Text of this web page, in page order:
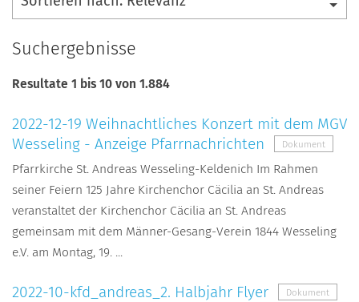
Suchergebnisse
Resultate 1 bis 10 von 1.884
2022-12-19 Weihnachtliches Konzert mit dem MGV
Wesseling - Anzeige Pfarrnachrichten
Dokument
Pfarrkirche St. Andreas Wesseling-Keldenich Im Rahmen
seiner Feiern 125 Jahre Kirchenchor Cäcilia an St. Andreas
veranstaltet der Kirchenchor Cäcilia an St. Andreas
gemeinsam mit dem Männer-Gesang-Verein 1844 Wesseling
e.V. am Montag, 19. ...
2022-10-kfd_andreas_2. Halbjahr Flyer Dokument